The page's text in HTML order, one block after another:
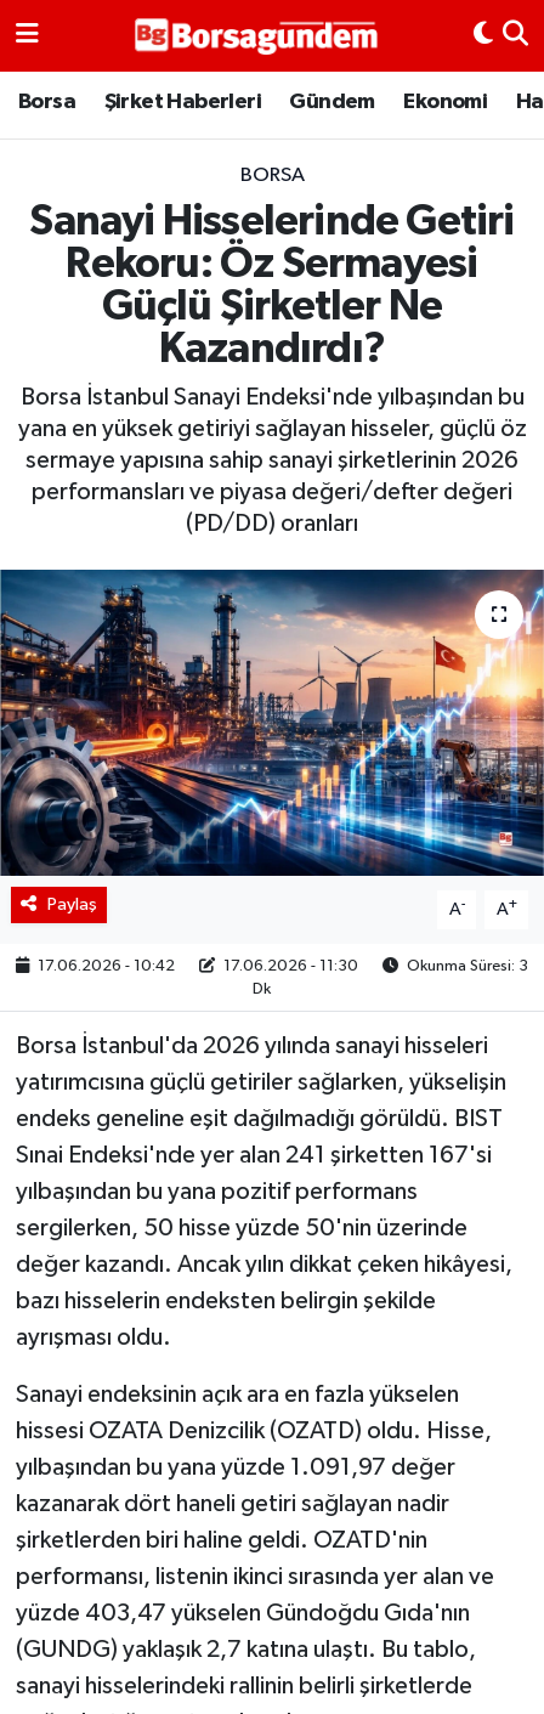
Borsa Şirket Haberleri Gündem Ekonomi
BORSA
Sanayi Hisselerinde Getiri
Rekoru: Öz Sermayesi
Güçlü Şirketler Ne
Kazandırdı?
Borsa İstanbul Sanayi Endeksi'nde yılbaşından bu
yana en yüksek getiriyi sağlayan hisseler, güçlü öz
sermaye yapısına sahip sanayi şirketlerinin 2026
performansları ve piyasa değeri/defter değeri
(PD/DD) oranları
Paylaş A- A+
17.06.2026 - 10:42 17.06.2026 - 11:30
Okunma Süresi: 3
Dk
Borsa İstanbul'da 2026 yılında sanayi hisseleri
yatırımcısına güçlü getiriler sağlarken, yükselişin
endeks geneline eşit dağılmadığı görüldü. BIST
Sınai Endeksi'nde yer alan 241 şirketten 167'si
yılbaşından bu yana pozitif performans
sergilerken, 50 hisse yüzde 50'nin üzerinde
değer kazandı. Ancak yılın dikkat çeken hikâyesi,
bazı hisselerin endeksten belirgin şekilde
ayrışması oldu.
Sanayi endeksinin açık ara en fazla yükselen
hissesi OZATA Denizcilik (OZATD) oldu. Hisse,
yılbaşından bu yana yüzde 1.091,97 değer
kazanarak dört haneli getiri sağlayan nadir
şirketlerden biri haline geldi. OZATD'nin
performansı, listenin ikinci sırasında yer alan ve
yüzde 403,47 yükselen Gündoğdu Gıda'nın
(GUNDG) yaklaşık 2,7 katına ulaştı. Bu tablo,
sanayi hisselerindeki rallinin belirli şirketlerde
Borsa
Emtia
Galeri
Bitcoin
Şirket Haberleri
Borsa Gundem
BIST 100 Isı Haritası
Coin Isı Haritası
Ekonomik Takvim
Kiripto Para Piyasası
Gizlilik Sözleşmesi
Hakkımızda
İletişim